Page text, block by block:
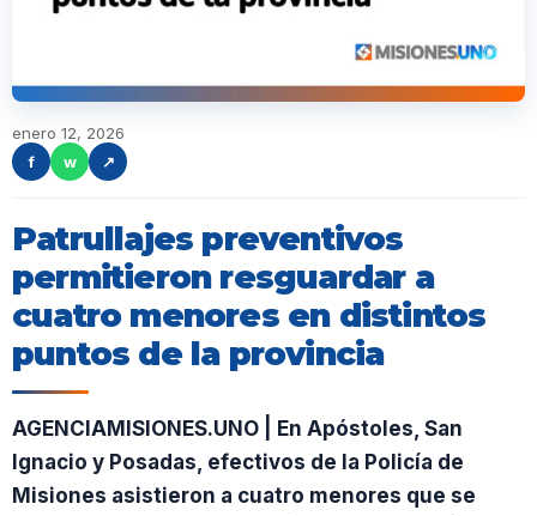
enero 12, 2026
f
w ↗
Patrullajes preventivos
permitieron resguardar a
cuatro menores en distintos
puntos de la provincia
AGENCIAMISIONES.UNO | En Apóstoles, San
Ignacio y Posadas, efectivos de la Policía de
Misiones asistieron a cuatro menores que se